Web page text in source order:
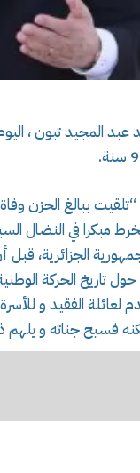
المجيد تبون ،
ببالغ الحزن
مبكرا في النضال
الجزائرية،
تاريخ الحركة
لعائلة الفقيد و
فسيح جناته و يلهم